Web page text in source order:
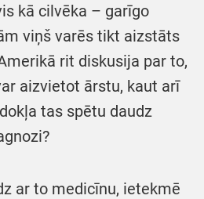
kā cilvēka – garīgo
viņš varēs tikt aizstāts
rit diskusija par to,
aizvietot ārstu, kaut arī
tas spētu daudz
ar to medicīnu, ietekmē